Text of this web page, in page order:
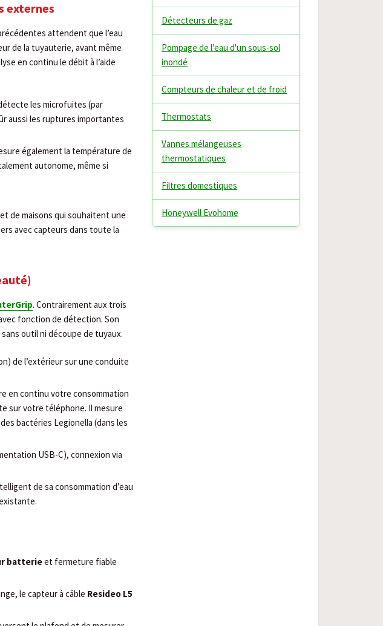
externes
attendent que l’eau
de la tuyauterie, avant même
en continu le débit à l’aide
les microfuites (par
aussi les ruptures importantes
également la température de
autonome, même si
de maisons qui souhaitent une
avec capteurs dans toute la
. Contrairement aux trois
fonction de détection. Son
outil ni découpe de tuyaux.
de l’extérieur sur une conduite
en continu votre consommation
sur votre téléphone. Il mesure
bactéries Legionella (dans les
USB-C), connexion via
de sa consommation d’eau
batterieet fermeture fiable
le capteur à câble Resideo L5
Détecteurs de gaz
Pompage de l'eau d'un sous-sol
inondé
Compteurs de chaleur et de froid
Thermostats
Vannes mélangeuses
thermostatiques
Filtres domestiques
Honeywell Evohome